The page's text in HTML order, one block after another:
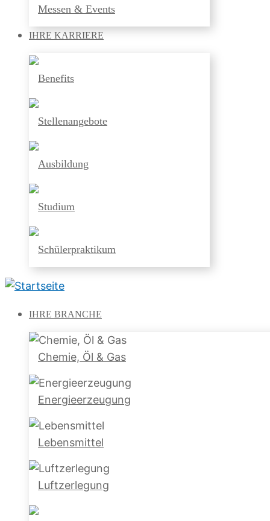
Messen & Events
IHRE KARRIERE
Benefits
Stellenangebote
Ausbildung
Studium
Schülerpraktikum
IHRE BRANCHE
Chemie, Öl & Gas
Energieerzeugung
Lebensmittel
Luftzerlegung